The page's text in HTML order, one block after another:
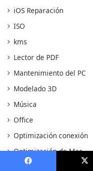
iOS Reparación
ISO
kms
Lector de PDF
Mantenimiento del PC
Modelado 3D
Música
Office
Optimización conexión
Optimización de Mac
Optimización del sistema